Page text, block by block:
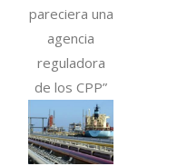
pareciera una
agencia
reguladora
de los CPP”